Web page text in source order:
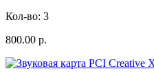
Кол-во: 3
800.00 р.